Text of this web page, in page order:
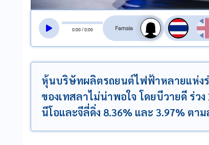
0:00/0:00
สลับเสียงอ่าน
หุ้นบริษัทผลิตรถยนต์ไฟฟ้าหลายแห่ง
ของเทสลาไม่น่าพอใจ โดยบีวายดี ร่ว
นีโอและจีลี่ดิ่ง 8.36% และ 3.97% ตา